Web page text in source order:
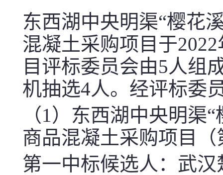
东西湖中央明渠“樱花
混凝土采购项目 于2022
目评标委员会由5人组
机抽选4人。经评标委
（1）东西湖中央明渠
商品混凝土采购项目
第一中标候选人：武